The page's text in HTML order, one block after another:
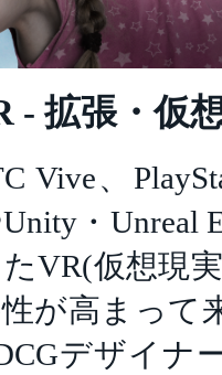
- 拡張・仮
Vive、
・Unreal
VR(仮想現
が高まって
デザイナ